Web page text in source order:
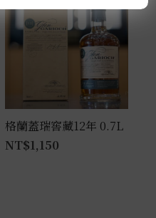
格蘭蓋瑞窖藏12年 0.7L
NT$1,150